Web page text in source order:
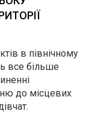
в північному
все більше
до місцевих